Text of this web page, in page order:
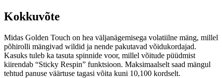
Kokkuvõte
Midas Golden Touch on hea väljanägemisega volatiilne mäng, millel
põhirolli mängivad wildid ja nende pakutavad võidukordajad.
Kasuks tuleb ka tasuta spinnide voor, millel võitude püüdmist
kiirendab “Sticky Respin” funktsioon. Maksimaalselt saad mängul
tehtud panuse väärtuse tagasi võita kuni 10,100 kordselt.